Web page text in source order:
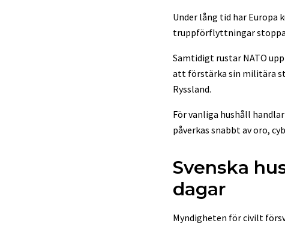
Under lång tid har Europa
truppförflyttningar
Samtidigt rustar NATO
att förstärka sin militära
Ryssland.
För vanliga hushåll
påverkas snabbt av oro,
Svenska
dagar
Myndigheten för civilt